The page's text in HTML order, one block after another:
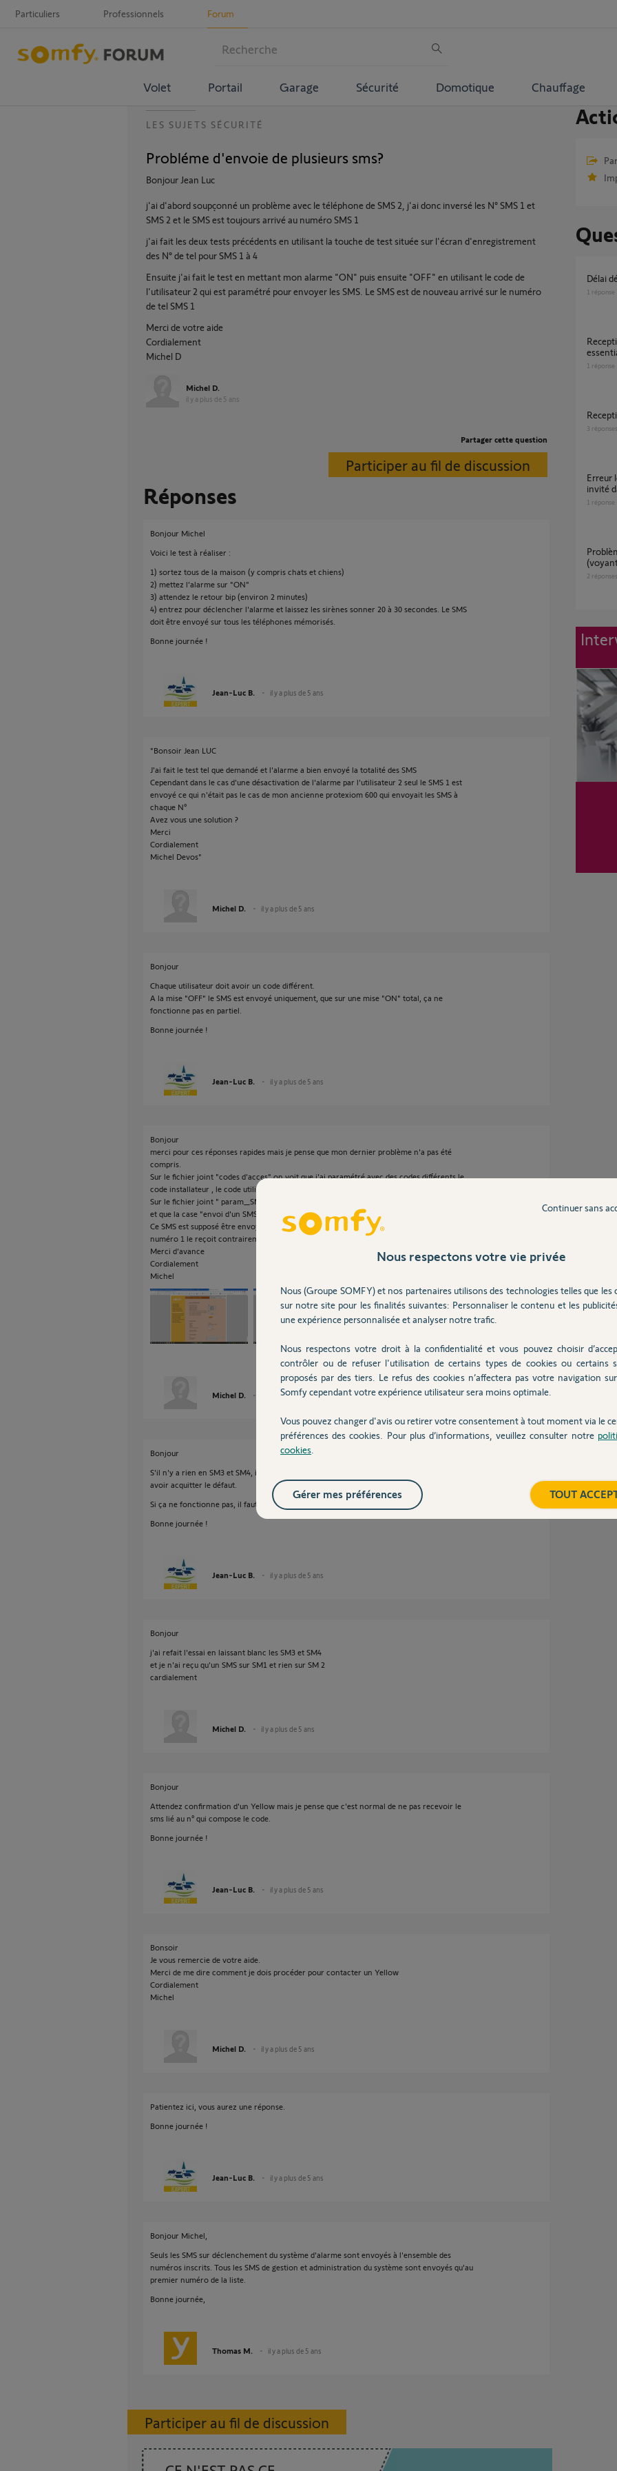
Particuliers Professionnels Forum
Volet Portail Garage Sécurité Domotique Chauffage
LES SUJETS SÉCURITÉ
Probléme d'envoie de plusieurs sms?
Bonjour Jean Luc
j'ai d'abord soupçonné un problème avec le téléphone de SMS 2, j'ai donc inversé les N° SMS 1 et
SMS 2 et le SMS est toujours arrivé au numéro SMS 1
j'ai fait les deux tests précédents en utilisant la touche de test située sur l'écran d'enregistrement
des N° de tel pour SMS 1 à 4
Ensuite j'ai fait le test en mettant mon alarme "ON" puis ensuite "OFF" en utilisant le code de
l'utilisateur 2 qui est paramétré pour envoyer les SMS. Le SMS est de nouveau arrivé sur le numéro
de tel SMS 1
Merci de votre aide
Cordialement
Michel D
Michel D.
il y a plus de 5 ans
Partager cette question
Participer au fil de discussion
Réponses
Bonjour Michel
Voici le test à réaliser :
1) sortez tous de la maison (y compris chats et chiens)
2) mettez l'alarme sur "ON"
3) attendez le retour bip (environ 2 minutes)
4) entrez pour déclencher l'alarme et laissez les sirènes sonner 20 à 30 secondes. Le SMS
doit être envoyé sur tous les téléphones mémorisés.
Bonne journée !
Jean-Luc B. il y a plus de 5 ans
"Bonsoir Jean LUC
J'ai fait le test tel que demandé et l'alarme a bien envoyé la totalité des SMS
Cependant dans le cas d'une désactivation de l'alarme par l'utilisateur 2 seul le SMS 1 est
envoyé ce qui n'était pas le cas de mon ancienne protexiom 600 qui envoyait les SMS à
chaque N°
Avez vous une solution ?
Merci
Cordialement
Michel Devos"
Michel D. il y a plus de 5 ans
Bonjour
Chaque utilisateur doit avoir un code différent.
A la mise "OFF" le SMS est envoyé uniquement, que sur une mise "ON" total, ça ne
fonctionne pas en partiel.
Bonne journée !
Jean-Luc B. il y a plus de 5 ans
Bonjour
merci pour ces réponses rapides mais je pense que mon dernier problème n'a pas été
compris.
Sur le fichier joint "codes d'acces" on voit que j'ai paramétré avec des codes différents le
code installateur , le code utilisateur 1 et le code utilisateur 2
Sur le fichier joint " param_SMS" on voit que sont renseignés 4 numéro d'envoie SMS 1 à 4
et que la case "envoi d'un SMS lors de la saisie du code utilisateur 2" est cochée
Ce SMS est supposé être envoyé aux numéros d'envoi 1 à 4 mais malheureusement seul le
numéro 1 le reçoit contrairement à la protexiom 600
Merci d'avance
Cordialement
Michel
Michel D. il y a plus de 5 ans
Bonjour
S'il n'y a rien en SM3 et SM4, il faut laissez les champs à blanc. Pouvez-vous essayé après
avoir acquitter le défaut.
Si ça ne fonctionne pas, il faut attendre ici l'avis d'un Yellow.
Bonne journée !
Jean-Luc B. il y a plus de 5 ans
Bonjour
j'ai refait l'essai en laissant blanc les SM3 et SM4
et je n'ai reçu qu'un SMS sur SM1 et rien sur SM 2
cardialement
Michel D. il y a plus de 5 ans
Bonjour
Attendez confirmation d'un Yellow mais je pense que c'est normal de ne pas recevoir le
sms lié au n° qui compose le code.
Bonne journée !
Jean-Luc B. il y a plus de 5 ans
Bonsoir
Je vous remercie de votre aide.
Merci de me dire comment je dois procéder pour contacter un Yellow
Cordialement
Michel
Michel D. il y a plus de 5 ans
Patientez ici, vous aurez une réponse.
Bonne journée !
Jean-Luc B. il y a plus de 5 ans
Bonjour Michel,
Seuls les SMS sur déclenchement du système d'alarme sont envoyés à l'ensemble des
numéros inscrits. Tous les SMS de gestion et administration du système sont envoyés qu'au
premier numéro de la liste.
Bonne journée,
Thomas M. il y a plus de 5 ans
Participer au fil de discussion
délai
1 réponse
reception sms avec somfy home alarm
1 réponse
3 réponses
Erreur lors de l’envoi du SMS pour ajout d’un
invité
1 réponse
Problème réinitialisation Somfy indoor
2 réponses
Nous respectons votre vie privée
Nous (Groupe SOMFY) et nos partenaires utilisons des technologies telles que les
sur notre site pour les finalités suivantes: Personnaliser le contenu et les
une expérience personnalisée et analyser notre trafic.
Nous respectons votre droit à la confidentialité et vous pouvez choisir
contrôler ou de refuser l'utilisation de certains types de cookies ou certains
proposés par des tiers. Le refus des cookies n’affectera pas votre navigation
Somfy cependant votre expérience utilisateur sera moins optimale.
Vous pouvez changer d'avis ou retirer votre consentement à tout moment via le
préférences des cookies. Pour plus d’informations, veuillez consulter notre
cookies
Continuer sans
TOUT
Gérer mes préférences